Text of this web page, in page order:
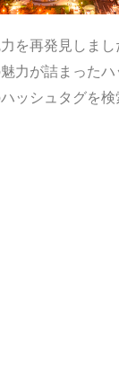
を再発見しま
力が詰まった
ッシュタグを